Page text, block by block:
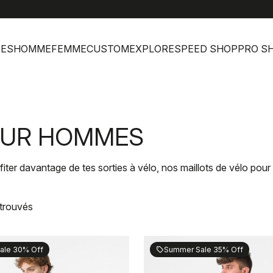
HOMMEFEMMECUSTOMEXPLORESPEED SHOPPRO
HOMMES
davantage de tes sorties à vélo, nos maillots de vélo
30% Off sellSummer Sale 35% Off